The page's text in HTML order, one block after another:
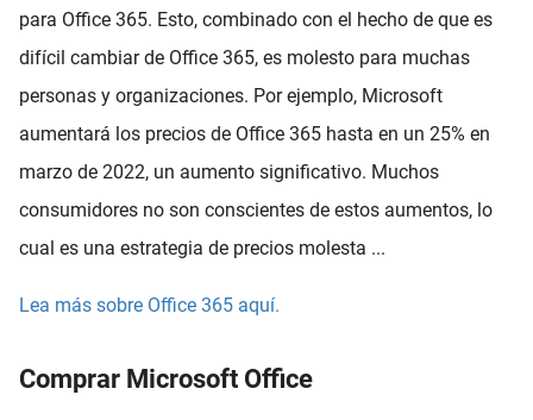
para Office 365. Esto, combinado con el hecho de que es
difícil cambiar de Office 365, es molesto para muchas
personas y organizaciones. Por ejemplo, Microsoft
aumentará los precios de Office 365 hasta en un 25% en
marzo de 2022, un aumento significativo. Muchos
consumidores no son conscientes de estos aumentos, lo
cual es una estrategia de precios molesta ...
Lea más sobre Office 365 aquí.
Comprar Microsoft Office